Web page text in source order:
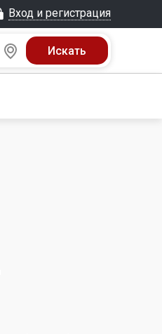
Вход и регистрация